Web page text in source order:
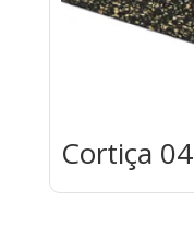
Cortiça 04